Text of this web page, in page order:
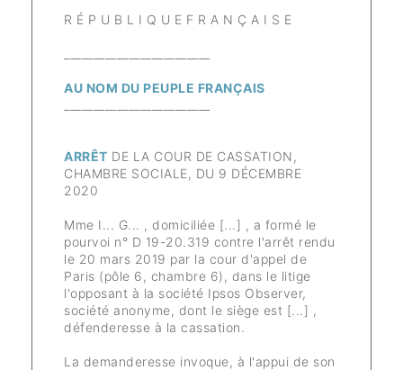
R É P U B L I Q U E F R A N Ç A I S E
AU NOM DU PEUPLE FRANÇAIS
ARRÊT DE LA COUR DE CASSATION,
CHAMBRE SOCIALE, DU 9 DÉCEMBRE
2020
Mme I... G... , domiciliée [...] , a formé le
pourvoi n° D 19-20.319 contre l'arrêt rendu
le 20 mars 2019 par la cour d'appel de
Paris (pôle 6, chambre 6), dans le litige
l'opposant à la société Ipsos Observer,
société anonyme, dont le siège est [...] ,
défenderesse à la cassation.
La demanderesse invoque, à l'appui de son